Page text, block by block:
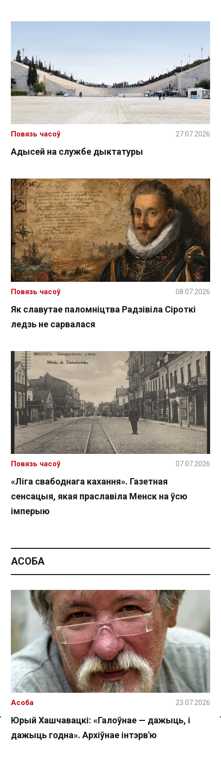
Спасылка без VPN
Адысей на службе дыктатуры
Повязь часоў 27.07.2026
Як славутае паломніцтва Радзівіла Сіроткі
ледзь не сарвалася
Повязь часоў 08.07.2026
«Ліга свабоднага кахання». Газетная
сенсацыя, якая праславіла Менск на ўсю
імперыю
Повязь часоў 07.07.2026
АСОБА
Юрый Хашчавацкі: «Галоўнае — дажыць, і
дажыць годна». Архіўнае інтэрв'ю
Асоба 23.07.2026